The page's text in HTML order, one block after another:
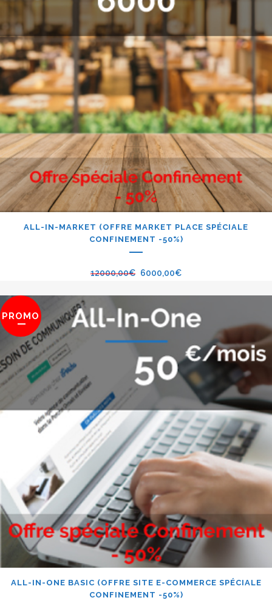
ALL-IN-MARKET (OFFRE MARKET PLACE SPÉCIALE
CONFINEMENT -50%)
12000,00€ 6000,00€
PROMO
ALL-IN-ONE BASIC (OFFRE SITE E-COMMERCE SPÉCIALE
CONFINEMENT -50%)